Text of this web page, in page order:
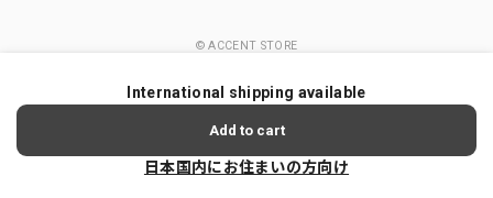
© ACCENT STORE
International shipping available
Add to cart
日本国内にお住まいの方向け